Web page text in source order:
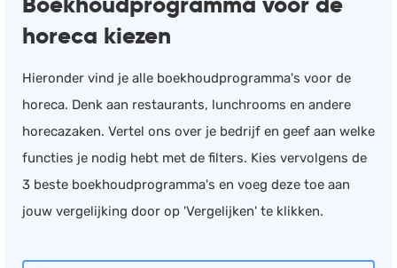
Urenregistratie
Offerte
Documentmanagement
Projectmanagement
Workflowmanagement
Planning
Werkbonnen
Rittenregistratie
horeca kiezen
Hieronder vind je alle boekhoudprogramma's voor de
horeca. Denk aan restaurants, lunchrooms en andere
horecazaken. Vertel ons over je bedrijf en geef aan welke
functies je nodig hebt met de filters. Kies vervolgens de
3 beste boekhoudprogramma's en voeg deze toe aan
jouw vergelijking door op 'Vergelijken' te klikken.